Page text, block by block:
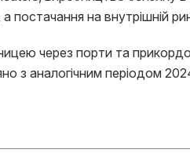
постачання на внутрішній
через порти та
з аналогічним періодом